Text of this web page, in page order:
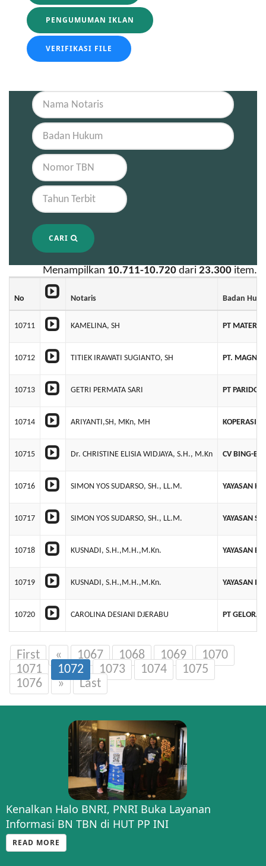
PENGUMUMAN IKLAN
VERIFIKASI FILE
CARI
Menampilkan 10.711-10.720 dari 23.300 item.
No Notaris Badan
10711 KAMELINA, SH PT
10712 TITIEK IRAWATI SUGIANTO, SH PT. MAGNA
10713 GETRI PERMATA SARI PT
10714 ARIYANTI,SH, MKn, MH KOPERASI
10715 Dr. CHRISTINE ELISIA WIDJAYA, S.H., M.Kn CV BING-
10716 SIMON YOS SUDARSO, SH., LL.M. YAYASAN
10717 SIMON YOS SUDARSO, SH., LL.M. YAYASAN
10718 KUSNADI, S.H.,M.H.,M.Kn. YAYASAN
10719 KUSNADI, S.H.,M.H.,M.Kn. YAYASAN
10720 CAROLINA DESIANI DJERABU PT GELORA
First « 1067 1068 1069
1070
1071
1072 1073 1074
1075
1076
» Last
Kenalkan Halo BNRI, PNRI Buka Layanan
Informasi BN TBN di HUT PP INI
READ MORE